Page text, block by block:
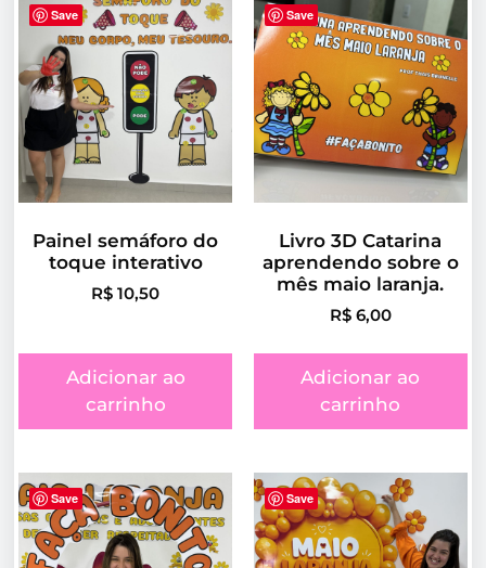
Save
Painel semáforo do
toque interativo
R$ 10,50
Adicionar ao
carrinho
Save
Livro 3D Catarina
aprendendo sobre o
mês maio laranja.
R$6,00
Adicionar ao
carrinho
Save Save